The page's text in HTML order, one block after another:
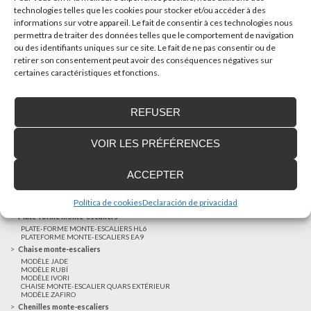
technologies telles que les cookies pour stocker et/ou accéder à des
informations sur votre appareil. Le fait de consentir à ces technologies nous
permettra de traiter des données telles que le comportement de navigation
ou des identifiants uniques sur ce site. Le fait de ne pas consentir ou de
retirer son consentement peut avoir des conséquences négatives sur
certaines caractéristiques et fonctions.
ACCEPTER
REFUSER
VOIR LES PRÉFÉRENCES
Política de cookiesDeclaración de privacidad
AUTRES NOUVELLES
Réalisations récentes
ASCENSEUR PRIVATIF EHP 05
ÉLÉVATEURS VERTICAUX BLE
Plate-forme monte-escaliers
PLATE-FORME MONTE-ESCALIERS HL6
PLATEFORME MONTE-ESCALIERS EA9
Chaise monte-escaliers
MODÈLE JADE
MODÈLE RUBÍ
MODÈLE IVORI
CHAISE MONTE-ESCALIER QUARS EXTÉRIEUR
MODÈLE ZAFIRO
Chenilles monte-escaliers